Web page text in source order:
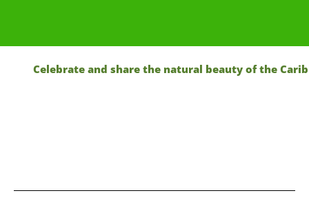
and share the natural beauty of the